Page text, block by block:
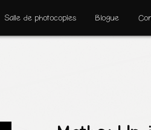
Salle de photocopies Blogue